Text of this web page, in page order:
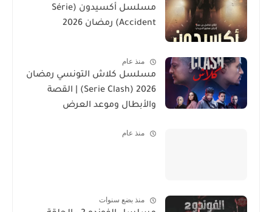
مسلسل أكسيدون (Série
Accident) رمضان 2026
منذ عام
مسلسل كلاش التونسي رمضان
2026 (Serie Clash) | القصة
والأبطال وموعد العرض
منذ عام
منذ بضع سنوات